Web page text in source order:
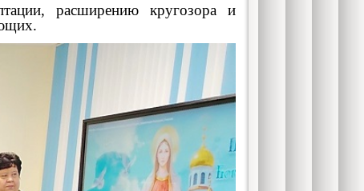
расширению кругозора и